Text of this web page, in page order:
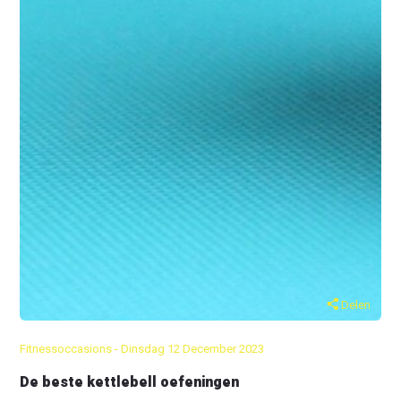
Delen
Fitnessoccasions - Dinsdag 12 December 2023
De beste kettlebell oefeningen